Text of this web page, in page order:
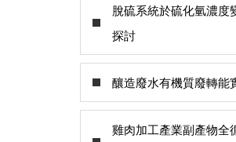
脫硫系統於硫化氫濃度
探討
釀造廢水有機質廢轉能
雞肉加工產業副產物全